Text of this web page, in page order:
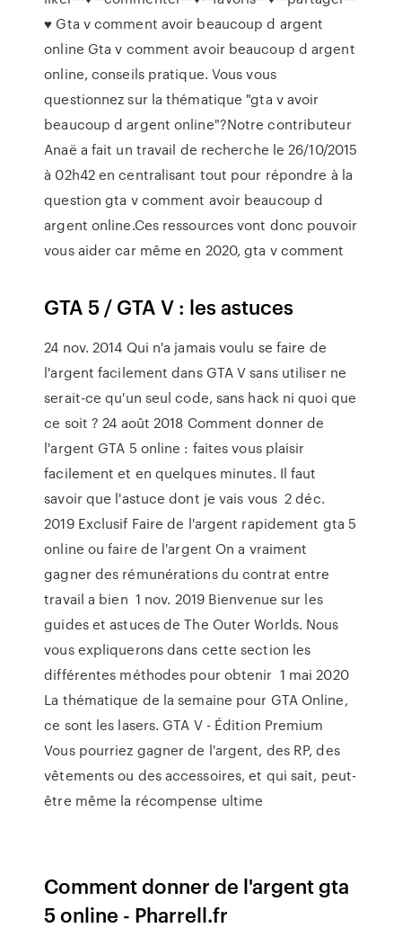
♥ Gta v comment avoir beaucoup d argent
online Gta v comment avoir beaucoup d argent
online, conseils pratique. Vous vous
questionnez sur la thématique "gta v avoir
beaucoup d argent online"?Notre contributeur
Anaë a fait un travail de recherche le 26/10/2015
à 02h42 en centralisant tout pour répondre à la
question gta v comment avoir beaucoup d
argent online.Ces ressources vont donc pouvoir
vous aider car même en 2020, gta v comment
GTA 5 / GTA V : les astuces
24 nov. 2014 Qui n'a jamais voulu se faire de
l'argent facilement dans GTA V sans utiliser ne
serait-ce qu'un seul code, sans hack ni quoi que
ce soit ? 24 août 2018 Comment donner de
l'argent GTA 5 online : faites vous plaisir
facilement et en quelques minutes. Il faut
savoir que l'astuce dont je vais vous 2 déc.
2019 Exclusif Faire de l'argent rapidement gta 5
online ou faire de l'argent On a vraiment
gagner des rémunérations du contrat entre
travail a bien 1 nov. 2019 Bienvenue sur les
guides et astuces de The Outer Worlds. Nous
vous expliquerons dans cette section les
différentes méthodes pour obtenir 1 mai 2020
La thématique de la semaine pour GTA Online,
ce sont les lasers. GTA V - Édition Premium
Vous pourriez gagner de l'argent, des RP, des
vêtements ou des accessoires, et qui sait, peut-
être même la récompense ultime
Comment donner de l'argent gta
5 online - Pharrell.fr